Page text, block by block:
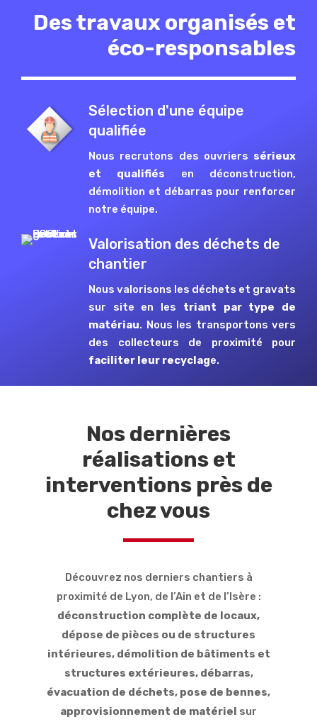
Des travaux organisés et
éco-responsables
Sélection d'une équipe
qualifiée
Nous recrutons des ouvriers sérieux
et qualifiés en déconstruction,
démolition et débarras pour renforcer
notre équipe.
Valorisation des déchets de
chantier
Nous valorisons les déchets et gravats
sur site en les triant par type de
matériau. Nous les transportons vers
des collecteurs de proximité pour
faciliter leur recyclage.
Nos dernières
réalisations et
interventions près de
chez vous
Découvrez nos derniers chantiers à
proximité de Lyon, de l’Ain et de l’Isère :
déconstruction complète de locaux,
dépose de pièces ou de structures
intérieures, démolition de bâtiments et
structures extérieures, débarras,
évacuation de déchets, pose de bennes,
approvisionnement de matériel sur